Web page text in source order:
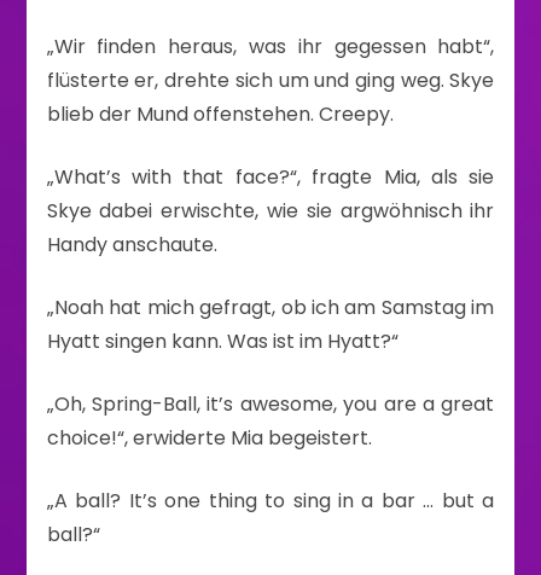
„Wir finden heraus, was ihr gegessen habt“,
flüsterte er, drehte sich um und ging weg. Skye
blieb der Mund offenstehen. Creepy.
„What’s with that face?“, fragte Mia, als sie
Skye dabei erwischte, wie sie argwöhnisch ihr
Handy anschaute.
„Noah hat mich gefragt, ob ich am Samstag im
Hyatt singen kann. Was ist im Hyatt?“
„Oh, Spring-Ball, it’s awesome, you are a great
choice!“, erwiderte Mia begeistert.
„A ball? It’s one thing to sing in a bar … but a
ball?“